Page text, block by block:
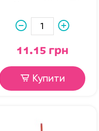
11.15 грн
Купити